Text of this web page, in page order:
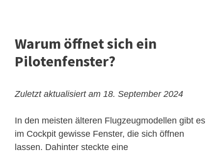
Warum öffnet sich ein
Pilotenfenster?
Zuletzt aktualisiert am 18. September 2024
In den meisten älteren Flugzeugmodellen gibt es
im Cockpit gewisse Fenster, die sich öffnen
lassen. Dahinter steckte eine